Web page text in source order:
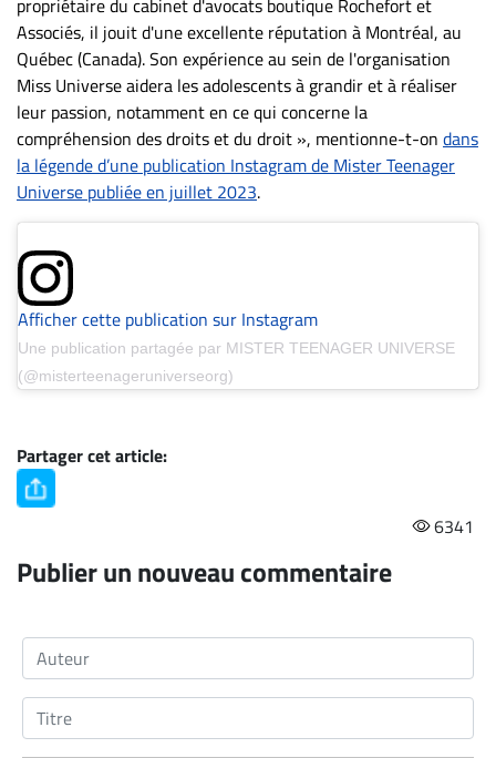
Associés, il jouit d'une excellente réputation à Montréal, au
Québec (Canada). Son expérience au sein de l'organisation
Miss Universe aidera les adolescents à grandir et à réaliser
leur passion, notamment en ce qui concerne la
compréhension des droits et du droit », mentionne-t-on dans
la légende d’une publication Instagram de Mister Teenager
Universe publiée en juillet 2023.
Afficher cette publication sur Instagram
Une publication partagée par MISTER TEENAGER UNIVERSE
(@misterteenageruniverseorg)
Partager cet article:
6341
Publier un nouveau commentaire